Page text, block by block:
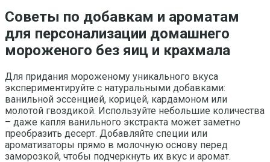
Советы по добавкам и ароматам
для персонализации домашнего
мороженого без яиц и крахмала
Для придания мороженому уникального вкуса
экспериментируйте с натуральными добавками:
ванильной эссенцией, корицей, кардамоном или
молотой гвоздикой. Используйте небольшие количества
– даже капля ванильного экстракта может заметно
преобразить десерт. Добавляйте специи или
ароматизаторы прямо в молочную основу перед
заморозкой, чтобы подчеркнуть их вкус и аромат.